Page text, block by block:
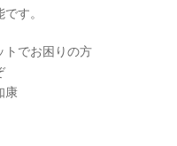
す。
トでお困りの方
康